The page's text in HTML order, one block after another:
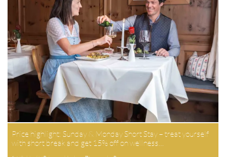
Price highlight: Sunday & Monday Short Stay – treat yourself
with short break and get 15% off on wellness…